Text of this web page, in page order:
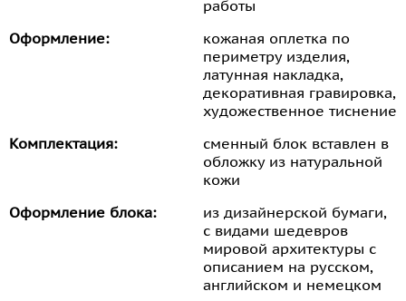
работы
Оформление:
кожаная оплетка по
периметру изделия,
латунная накладка,
декоративная гравировка,
художественное тиснение
Комплектация:
сменный блок вставлен в
обложку из натуральной
кожи
Оформление блока:
из дизайнерской бумаги,
с видами шедевров
мировой архитектуры с
описанием на русском,
английском и немецком